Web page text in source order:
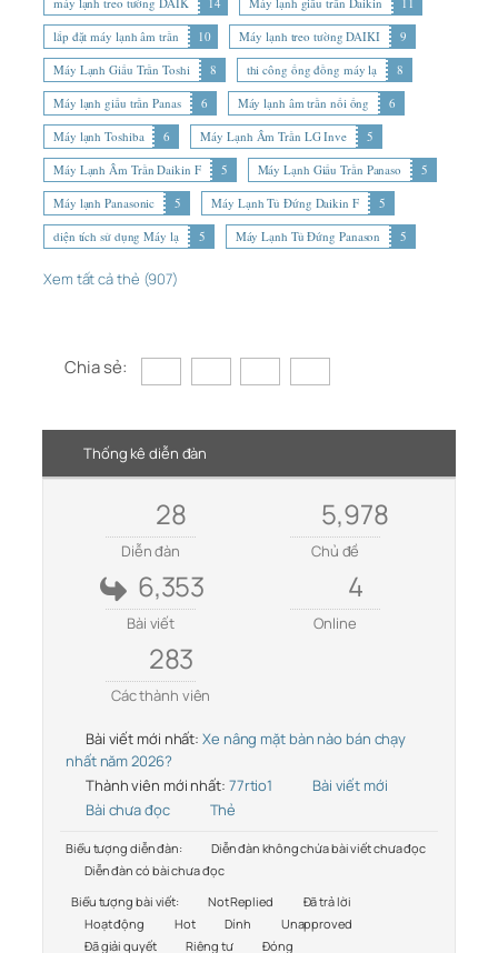
lắp đặt máy lạnh âm trần
10 Máy lạnh treo tường DAIKI
9
Máy Lạnh Giấu Trần Toshi
8 thi công ống đồng máy lạ
8
Máy lạnh giấu trần Panas
6 Máy lạnh âm trần nối ống
6
Máy lạnh Toshiba
6 Máy Lạnh Âm Trần LG Inve
5
Máy Lạnh Âm Trần Daikin F
5 Máy Lạnh Giấu Trần Panaso
5
Máy lạnh Panasonic
5 Máy Lạnh Tủ Đứng Daikin F
5
diện tích sử dụng Máy lạ
5 Máy Lạnh Tủ Đứng Panason 5
Xem tất cả thẻ (907)
Chia sẻ:
Thống kê diễn đàn
28
Diễn đàn
5,978
Chủ đề
6,353
Bài viết
4
Online
283
Các thành viên
Bài viết mới nhất: Xe nâng mặt bàn nào bán chạy
nhất năm 2026?
Thành viên mới nhất: 77rtio1
Bài viết mới
Bài chưa đọc
Thẻ
Biểu tượng diễn đàn:
Diễn đàn không chứa bài viết chưa đọc
Diễn đàn có bài chưa đọc
Biểu tượng bài viết:
Not Replied
Đã trả lời
Hoạt động
Hot Dính
Unapproved
Đã giải quyết
Riêng tư Đóng